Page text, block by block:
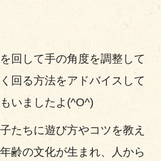
回して手の角度を調整して
回る方法をアドバイスして
いましたよ(^O^)
たちに遊び方やコツを教え
齢の文化が生まれ、人から